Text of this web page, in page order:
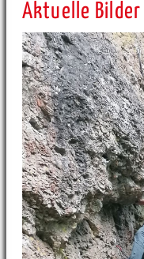
Aktuelle Bilder